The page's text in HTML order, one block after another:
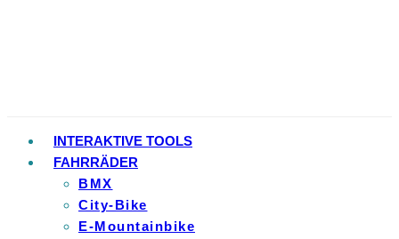
INTERAKTIVE TOOLS
FAHRRÄDER
BMX
City-Bike
E-Mountainbike